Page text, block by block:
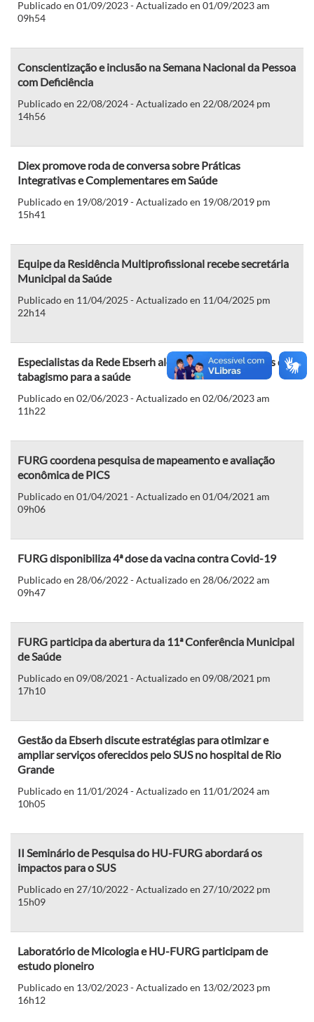
Publicado en 01/09/2023 - Actualizado en 01/09/2023 am
09h54
Conscientização e inclusão na Semana Nacional da Pessoa
com Deficiência
Publicado en 22/08/2024 - Actualizado en 22/08/2024 pm
14h56
Diex promove roda de conversa sobre Práticas
Integrativas e Complementares em Saúde
Publicado en 19/08/2019 - Actualizado en 19/08/2019 pm
15h41
Equipe da Residência Multiprofissional recebe secretária
Municipal da Saúde
Publicado en 11/04/2025 - Actualizado en 11/04/2025 pm
22h14
Especialistas da Rede Ebserh alertam sobre os perigos do
tabagismo para a saúde
Publicado en 02/06/2023 - Actualizado en 02/06/2023 am
11h22
FURG coordena pesquisa de mapeamento e avaliação
econômica de PICS
Publicado en 01/04/2021 - Actualizado en 01/04/2021 am
09h06
FURG disponibiliza 4ª dose da vacina contra Covid-19
Publicado en 28/06/2022 - Actualizado en 28/06/2022 am
09h47
FURG participa da abertura da 11ª Conferência Municipal
de Saúde
Publicado en 09/08/2021 - Actualizado en 09/08/2021 pm
17h10
Gestão da Ebserh discute estratégias para otimizar e
ampliar serviços oferecidos pelo SUS no hospital de Rio
Grande
Publicado en 11/01/2024 - Actualizado en 11/01/2024 am
10h05
II Seminário de Pesquisa do HU-FURG abordará os
impactos para o SUS
Publicado en 27/10/2022 - Actualizado en 27/10/2022 pm
15h09
Laboratório de Micologia e HU-FURG participam de
estudo pioneiro
Publicado en 13/02/2023 - Actualizado en 13/02/2023 pm
16h12